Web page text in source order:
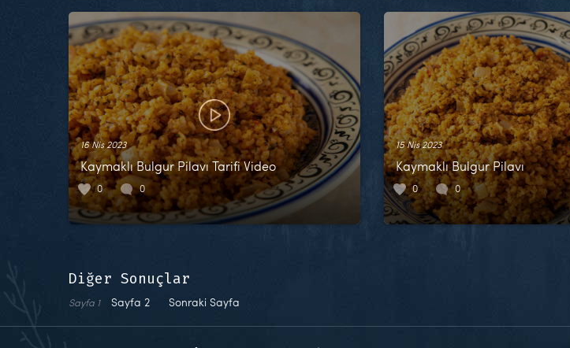
16 Nis 2023
Kaymaklı Bulgur Pilavı Tarifi Video
0 0
15 Nis 2023
Kaymaklı Bulgur Pilavı
0 0
Diğer Sonuçlar
Sayfa 1 Sayfa 2 Sonraki Sayfa